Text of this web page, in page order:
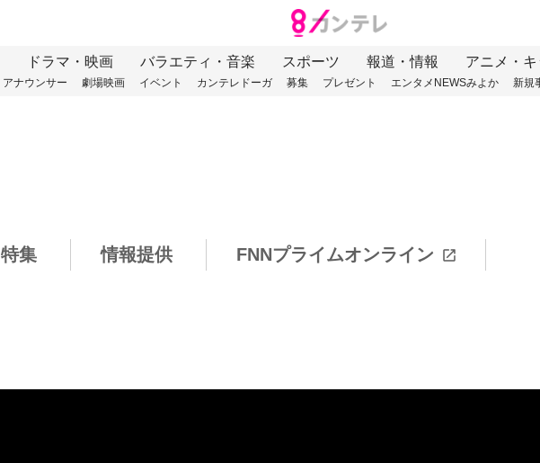
ドラマ・映画 バラエティ・音楽 スポーツ 報道・情報 アニメ・
アナウンサー 劇場映画 イベント カンテレドーガ 募集 プレゼント エンタメNEWSみよか 新規
特集 情報提供 FNNプライムオンライン